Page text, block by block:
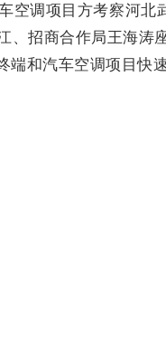
空调项目方考察河北
招商合作局王海涛
和汽车空调项目快速